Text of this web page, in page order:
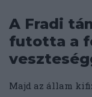
A Fradi
futotta a
Majd az állam